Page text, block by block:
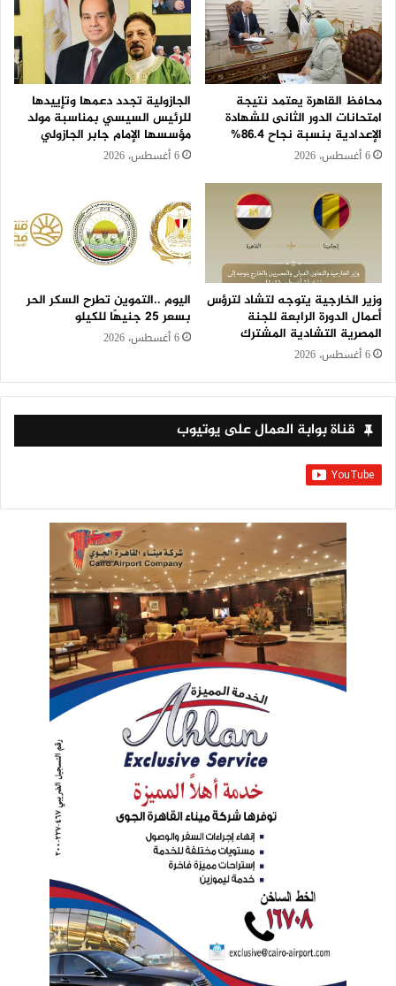
محافظ القاهرة يعتمد نتيجة
امتحانات الدور الثانى للشهادة
الإعدادية بنسبة نجاح 86.4%
6 أغسطس، 2026
الجازولية تجدد دعمها وتإييدها
للرئيس السيسي بمناسبة مولد
مؤسسها الإمام جابر الجازولي
6 أغسطس، 2026
وزير الخارجية يتوجه لتشاد لترؤس
أعمال الدورة الرابعة للجنة
المصرية التشادية المشترك
6 أغسطس، 2026
اليوم ..التموين تطرح السكر الحر
بسعر 25 جنيهًا للكيلو
6 أغسطس، 2026
قناة بوابة العمال على يوتيوب